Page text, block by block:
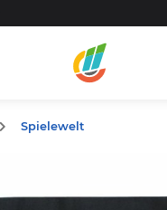
Spielewelt